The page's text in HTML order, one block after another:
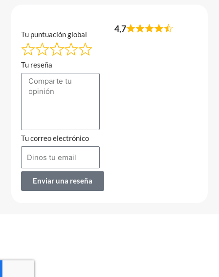
Tu puntuación global
Tu reseña
Tu correo electrónico
Enviar una reseña
4,7